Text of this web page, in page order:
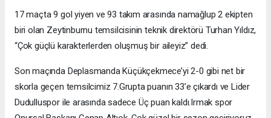
17 maçta 9 gol yiyen ve 93 takım arasında namağlup 2 ekipten
biri olan Zeytinburnu temsilcisinin teknik direktörü Turhan Yıldız,
“Çok güçlü karakterlerden oluşmuş bir aileyiz” dedi.
Son maçında Deplasmanda Küçükçekmece’yi 2-0 gibi net bir
skorla geçen temsilcimiz 7.Grupta puanın 33’e çıkardı ve Lider
Dudulluspor ile arasında sadece Üç puan kaldı.Irmak spor